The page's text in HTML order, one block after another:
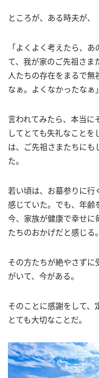
ところが、ある時夫が、
「よくよく考えたら、
て、我が家のご先祖さま
人たちの存在をまるで
なぁ。よくなかったなぁ
言われてみたら、本当
してとても失礼なこと
は、ご先祖さまたちにも
た。
若い頃は、お墓参りに行
感じていた。でも、年齢
今、家族が健康で幸せに
たちのおかげだと感じる。
その方たちが絶やさずに
がいて、今がある。
そのことに感謝をして、
とても大切なことだ。